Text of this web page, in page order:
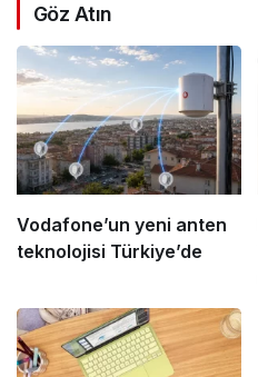
Göz Atın
Vodafone’un yeni anten
teknolojisi Türkiye’de